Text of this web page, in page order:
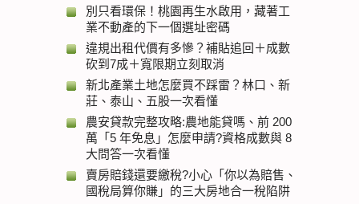
別只看環保！桃園再生水啟用，藏著工
業不動產的下一個選址密碼
違規出租代價有多慘？補貼追回＋成數
砍到7成＋寬限期立刻取消
新北產業土地怎麼買不踩雷？林口、新
莊、泰山、五股一次看懂
農安貸款完整攻略:農地能貸嗎、前 200
萬「5 年免息」怎麼申請?資格成數與 8
大問答一次看懂
賣房賠錢還要繳稅?小心「你以為賠售、
國稅局算你賺」的三大房地合一稅陷阱